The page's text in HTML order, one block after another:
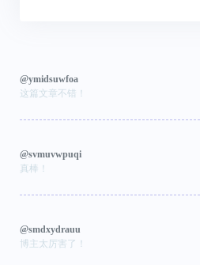
@ymidsuwfoa
这篇文章不错！
@svmuvwpuqi
真棒！
@smdxydrauu
博主太厉害了！